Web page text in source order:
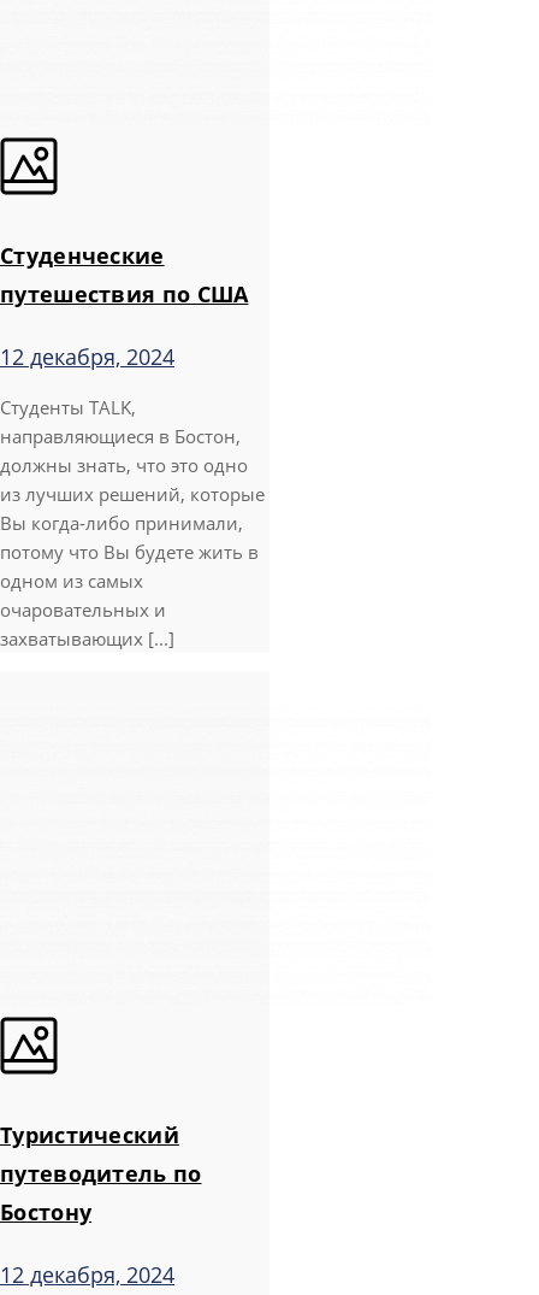
Студенческие
путешествия по США
12 декабря, 2024
Студенты TALK,
направляющиеся в Бостон,
должны знать, что это одно
из лучших решений, которые
Вы когда-либо принимали,
потому что Вы будете жить в
одном из самых
очаровательных и
захватывающих [...]
Туристический
путеводитель по
Бостону
12 декабря, 2024